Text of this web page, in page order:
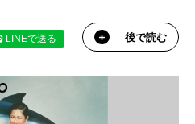
LINEで送る 後で読む